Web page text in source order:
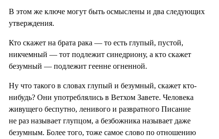
В этом же ключе могут быть осмыслены и два следующих
утверждения.
Кто скажет на брата рака — то есть глупый, пустой,
никчемный — тот подлежит синедриону, а кто скажет
безумный — подлежит геенне огненной.
Ну что такого в словах глупый и безумный, скажет кто-
нибудь? Они употреблялись в Ветхом Завете. Человека
живущего беспутно, ленивого и развратного Писание
не раз называет глупцом, а безбожника называет даже
безумным. Более того, тоже самое слово по отношению